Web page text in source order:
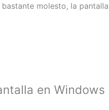
molesto, la
en Windows